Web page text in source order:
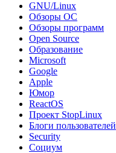
GNU/Linux
Обзоры ОС
Обзоры программ
Open Source
Образование
Microsoft
Google
Apple
Юмор
ReactOS
Проект StopLinux
Блоги пользователей
Security
Социум